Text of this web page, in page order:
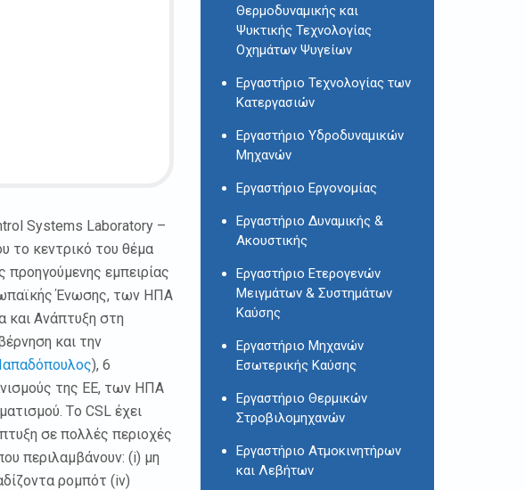
Systems Laboratory –
το κεντρικό του θέμα
εμπειρίας
Ένωσης, των ΗΠΑ
και Ανάπτυξη στη
και την
), 6
της ΕΕ, των ΗΠΑ
Tο CSL έχει
σε πολλές περιοχές
περιλαμβάνουν: (i) μη
ρομπότ (iv)
Θερμοδυναμικής και
Ψυκτικής Τεχνολογίας
Οχημάτων Ψυγείων
Εργαστήριο Τεχνολογίας των
Κατεργασιών
Εργαστήριο Υδροδυναμικών
Μηχανών
Εργαστήριο Εργονομίας
Εργαστήριο Δυναμικής &
Ακουστικής
Εργαστήριο Ετερογενών
Μειγμάτων & Συστημάτων
Καύσης
Εργαστήριο Μηχανών
Εσωτερικής Καύσης
Εργαστήριο Θερμικών
Στροβιλομηχανών
Εργαστήριο Ατμοκινητήρων
και Λεβήτων